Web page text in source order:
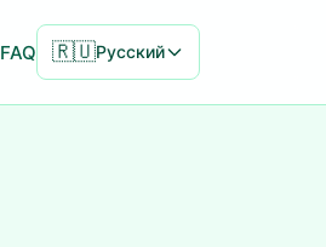
FAQ 🇷🇺Русский